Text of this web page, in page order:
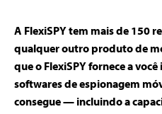
A FlexiSPY tem mais de 150
qualquer outro produto de
que o FlexiSPY fornece a
softwares de espionagem
consegue — incluindo a